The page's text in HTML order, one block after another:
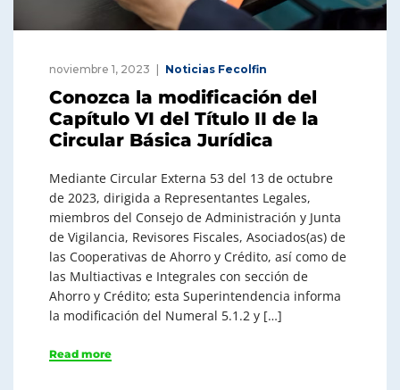
noviembre 1, 2023 Noticias Fecolfin
Conozca la modificación del
Capítulo VI del Título II de la
Circular Básica Jurídica
Mediante Circular Externa 53 del 13 de octubre
de 2023, dirigida a Representantes Legales,
miembros del Consejo de Administración y Junta
de Vigilancia, Revisores Fiscales, Asociados(as) de
las Cooperativas de Ahorro y Crédito, así como de
las Multiactivas e Integrales con sección de
Ahorro y Crédito; esta Superintendencia informa
la modificación del Numeral 5.1.2 y […]
Read more